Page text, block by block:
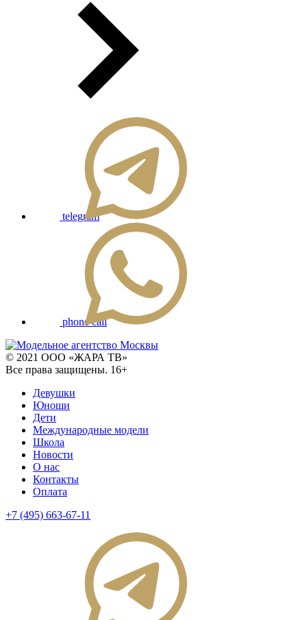
telegram
phone call
© 2021 ООО «ЖАРА ТВ»
Все права защищены. 16+
Девушки
Юноши
Дети
Международные модели
Школа
Новости
О нас
Контакты
Оплата
+7 (495) 663-67-11